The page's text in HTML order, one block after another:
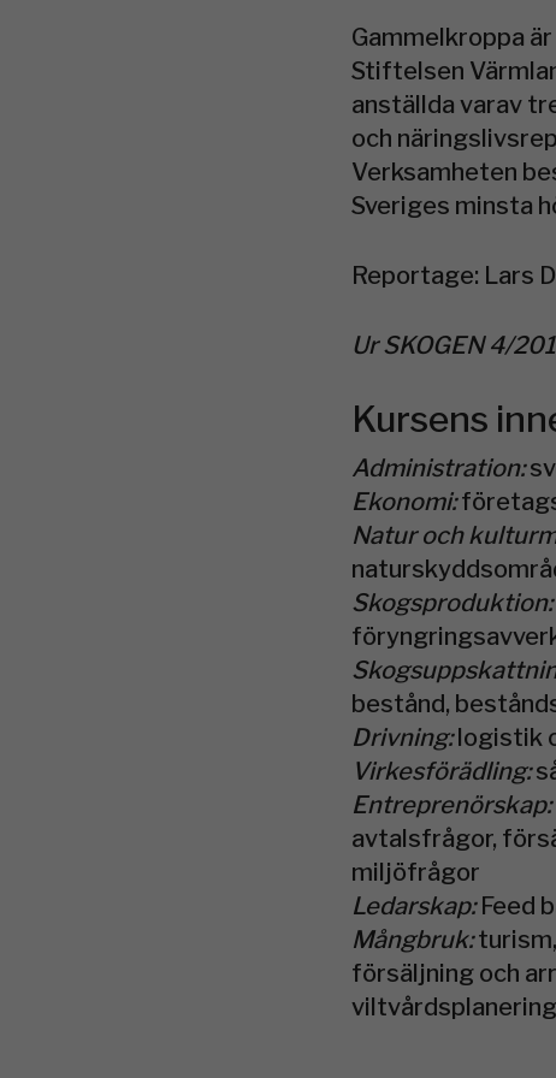
Gammelkroppa
Stiftelsen
anställda varav
och
Verksamheten
Sveriges minsta
Reportage: Lars
Ur SKOGEN 4/
Kursens
Administration:
Ekonomi:
Natur och
Skogsproduktion:
bestånd,
Drivning:logistik
Virkesförädling:
Entreprenörskap:
avtalsfrågor,
miljöfrågor
Ledarskap:Feed
Mångbruk:
försäljning och
viltvårdsplanering